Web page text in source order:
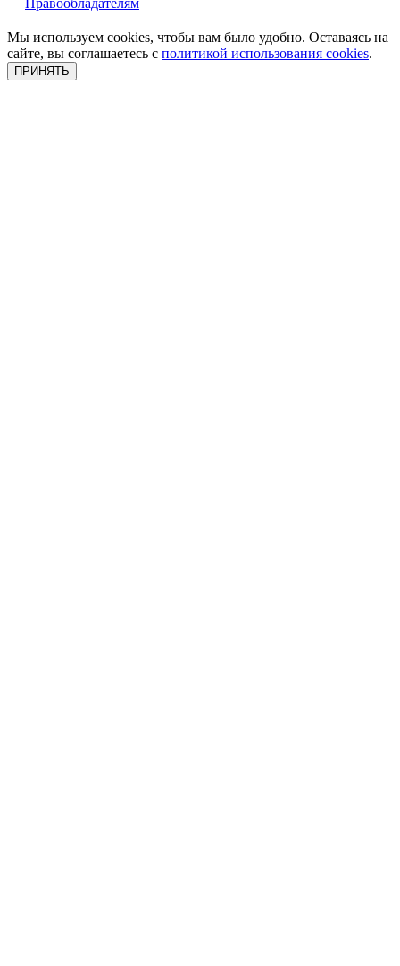
Мы используем cookies, чтобы вам было удобно. Оставаясь на
сайте, вы соглашаетесь с политикой использования cookies.
ПРИНЯТЬ